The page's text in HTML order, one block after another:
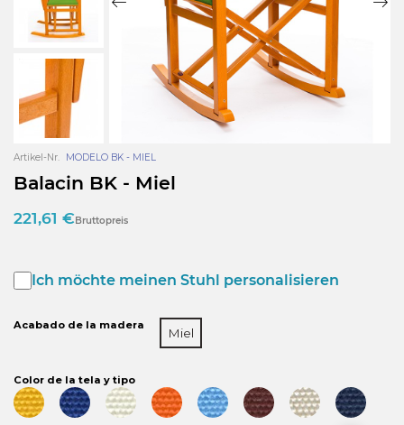
Artikel-Nr. MODELO BK - MIEL
Balacin BK - Miel
221,61 € Bruttopreis
Ich möchte meinen Stuhl personalisieren
Acabado de la madera
Miel
Color de la tela y tipo